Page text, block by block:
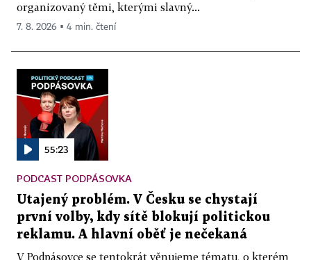
organizovaný těmi, kterými slavný...
7. 8. 2026 ▪ 4 min. čtení
55:23
PODCAST PODPÁSOVKA
Utajený problém. V Česku se chystají
první volby, kdy sítě blokují politickou
reklamu. A hlavní oběť je nečekaná
V Podpásovce se tentokrát věnujeme tématu, o kterém